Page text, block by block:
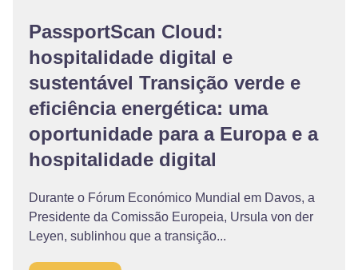
PassportScan Cloud:
hospitalidade digital e
sustentável Transição verde e
eficiência energética: uma
oportunidade para a Europa e a
hospitalidade digital
Durante o Fórum Económico Mundial em Davos, a
Presidente da Comissão Europeia, Ursula von der
Leyen, sublinhou que a transição...